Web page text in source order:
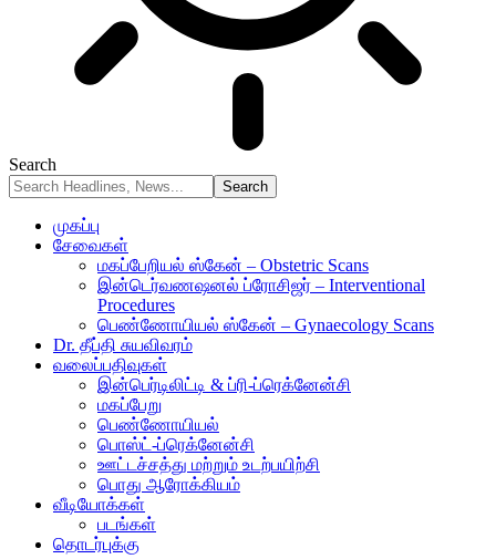
Search
முகப்பு
சேவைகள்
மகப்பேறியல் ஸ்கேன் – Obstetric Scans
இன்டெர்வணஷனல் ப்ரோசிஜர் – Interventional
Procedures​
பெண்ணோயியல் ஸ்கேன் – Gynaecology Scans
Dr. தீப்தி சுயவிவரம்
வலைப்பதிவுகள்
இன்பெர்டிலிட்டி & ப்ரி-ப்ரெக்னேன்சி
மகப்பேறு
பெண்ணோயியல்
பொஸ்ட்-ப்ரெக்னேன்சி
ஊட்டச்சத்து மற்றும் உடற்பயிற்சி
பொது ஆரோக்கியம்
வீடியோக்கள்
படங்கள்
தொடர்புக்கு